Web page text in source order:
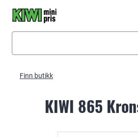
Finn butikk
KIWI 865